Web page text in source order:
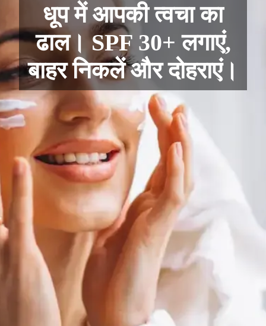
धूप में आपकी त्वचा का
ढाल। SPF 30+ लगाएं,
बाहर निकलें और दोहराएं।